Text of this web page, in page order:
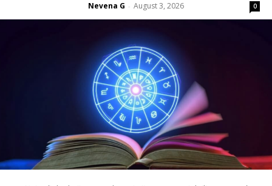
Nevena G - August 3, 2026 0